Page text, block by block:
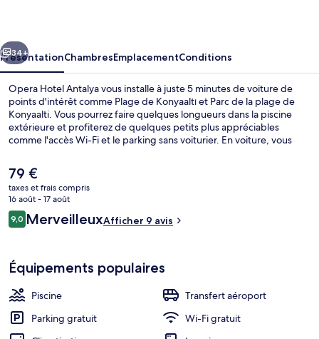
Suivant
34+
PrésentationChambresEmplacementConditions
Opera Hotel Antalya vous installe à juste 5 minutes de voiture de
points d'intérêt comme Plage de Konyaaltı et Parc de la plage de
Konyaalti. Vous pourrez faire quelques longueurs dans la piscine
extérieure et profiterez de quelques petits plus appréciables
comme l'accès Wi-Fi et le parking sans voiturier. En voiture, vous
commercial Old Bazaar depuis cet hôtel de style méditerranéen.
Le
prix
actuel
est
de
79 €
taxes et frais compris
16 août - 17 août
Avis
voyageurs
9,09,0 sur 10
MerveilleuxAfficher 9 avis
Équipements populaires
Piscine
Transfert aéroport
Parking gratuit
Wi-Fi gratuit